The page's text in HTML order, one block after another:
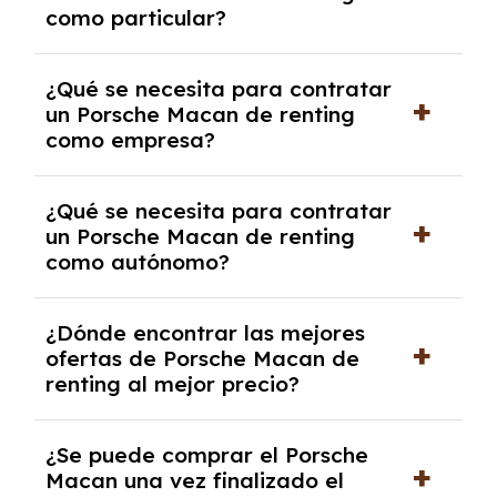
las condiciones del contrato y hablar con un
experto que te asesore.
como particular?
y, en algunos casos, una consulta de solvencia
crediticia y un pago inicial.
¿Qué se necesita para contratar
un Porsche Macan de renting
como empresa?
documentación financiera y, en algunos
casos, un informe de solvencia de la empresa
y un pago inicial.
¿Qué se necesita para contratar
un Porsche Macan de renting
como autónomo?
autónomos, justificante de ingresos y, en
algunos casos, un informe fiscal y un pago
inicial.
¿Dónde encontrar las mejores
ofertas de Porsche Macan de
renting al mejor precio?
mejores ofertas de vehículos de renting con
todos los gastos incluidos y sin pagar
¿Se puede comprar el Porsche
Macan una vez finalizado el